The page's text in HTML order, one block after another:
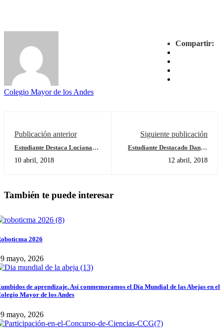
Compartir:
Colegio Mayor de los Andes
Publicación anterior
Estudiante Destaca Luciana
10 abril, 2018
Siguiente publicación
Estudiante Destacado Daniel
12 abril, 2018
También te puede interesar
2026
mayo, 2026
de aprendizaje. Así conmemoramos el Día Mundial de las Abejas en el
Mayor de los Andes
mayo, 2026